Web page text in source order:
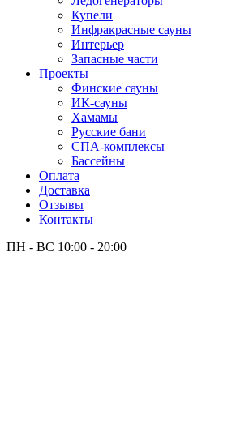
Купели
Инфракрасные сауны
Интерьер
Запасные части
Проекты
Финские сауны
ИК-сауны
Хамамы
Русские бани
СПА-комплексы
Бассейны
Оплата
Доставка
Отзывы
Контакты
ПН - ВС 10:00 - 20:00